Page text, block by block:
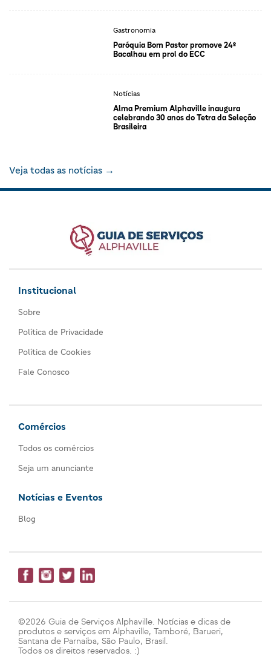
Gastronomia
Paróquia Bom Pastor promove 24º
Bacalhau em prol do ECC
Notícias
Alma Premium Alphaville inaugura
celebrando 30 anos do Tetra da Seleção
Brasileira
Veja todas as notícias →
Institucional
Sobre
Política de Privacidade
Política de Cookies
Fale Conosco
Comércios
Todos os comércios
Seja um anunciante
Notícias e Eventos
Blog
©2026 Guia de Serviços Alphaville. Notícias e dicas de
produtos e serviços em Alphaville, Tamboré, Barueri,
Santana de Parnaíba, São Paulo, Brasil.
Todos os direitos reservados. :)